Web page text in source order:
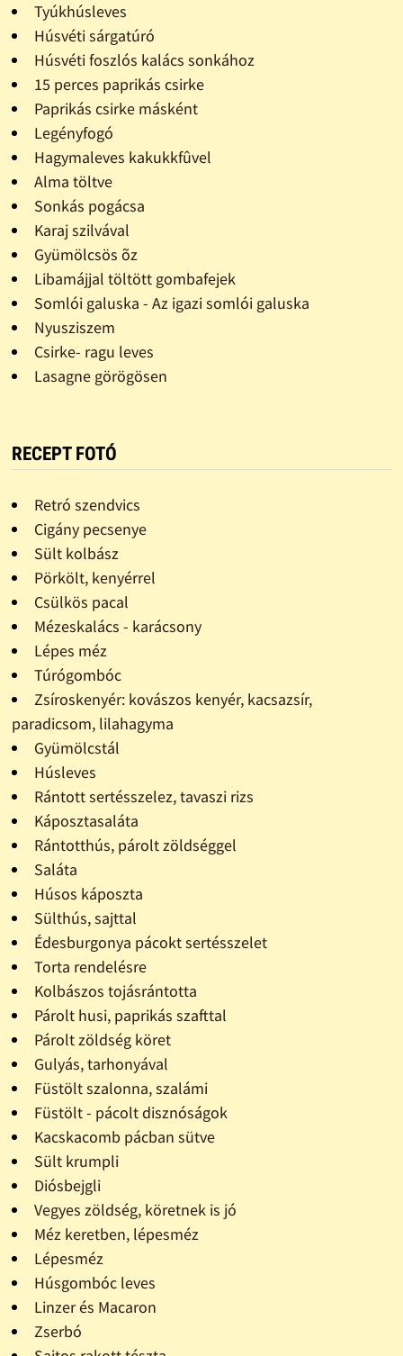
Tyúkhúsleves
Húsvéti sárgatúró
Húsvéti foszlós kalács sonkához
15 perces paprikás csirke
Paprikás csirke másként
Legényfogó
Hagymaleves kakukkfûvel
Alma töltve
Sonkás pogácsa
Karaj szilvával
Gyümölcsös õz
Libamájjal töltött gombafejek
Somlói galuska - Az igazi somlói galuska
Nyusziszem
Csirke- ragu leves
Lasagne görögösen
RECEPT FOTÓ
Retró szendvics
Cigány pecsenye
Sült kolbász
Pörkölt, kenyérrel
Csülkös pacal
Mézeskalács - karácsony
Lépes méz
Túrógombóc
Zsíroskenyér: kovászos kenyér, kacsazsír,
paradicsom, lilahagyma
Gyümölcstál
Húsleves
Rántott sertésszelez, tavaszi rizs
Káposztasaláta
Rántotthús, párolt zöldséggel
Saláta
Húsos káposzta
Sülthús, sajttal
Édesburgonya pácokt sertésszelet
Torta rendelésre
Kolbászos tojásrántotta
Párolt husi, paprikás szafttal
Párolt zöldség köret
Gulyás, tarhonyával
Füstölt szalonna, szalámi
Füstölt - pácolt disznóságok
Kacskacomb pácban sütve
Sült krumpli
Diósbejgli
Vegyes zöldség, köretnek is jó
Méz keretben, lépesméz
Lépesméz
Húsgombóc leves
Linzer és Macaron
Zserbó